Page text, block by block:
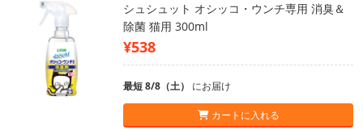
シュシュット オシッコ・ウンチ専用 消臭＆
除菌 猫用 300ml
¥538
最短 8/8（土） にお届け
カートに入れる